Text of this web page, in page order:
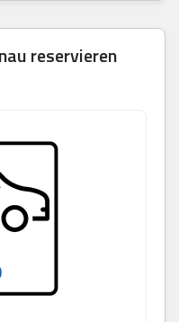
reservieren